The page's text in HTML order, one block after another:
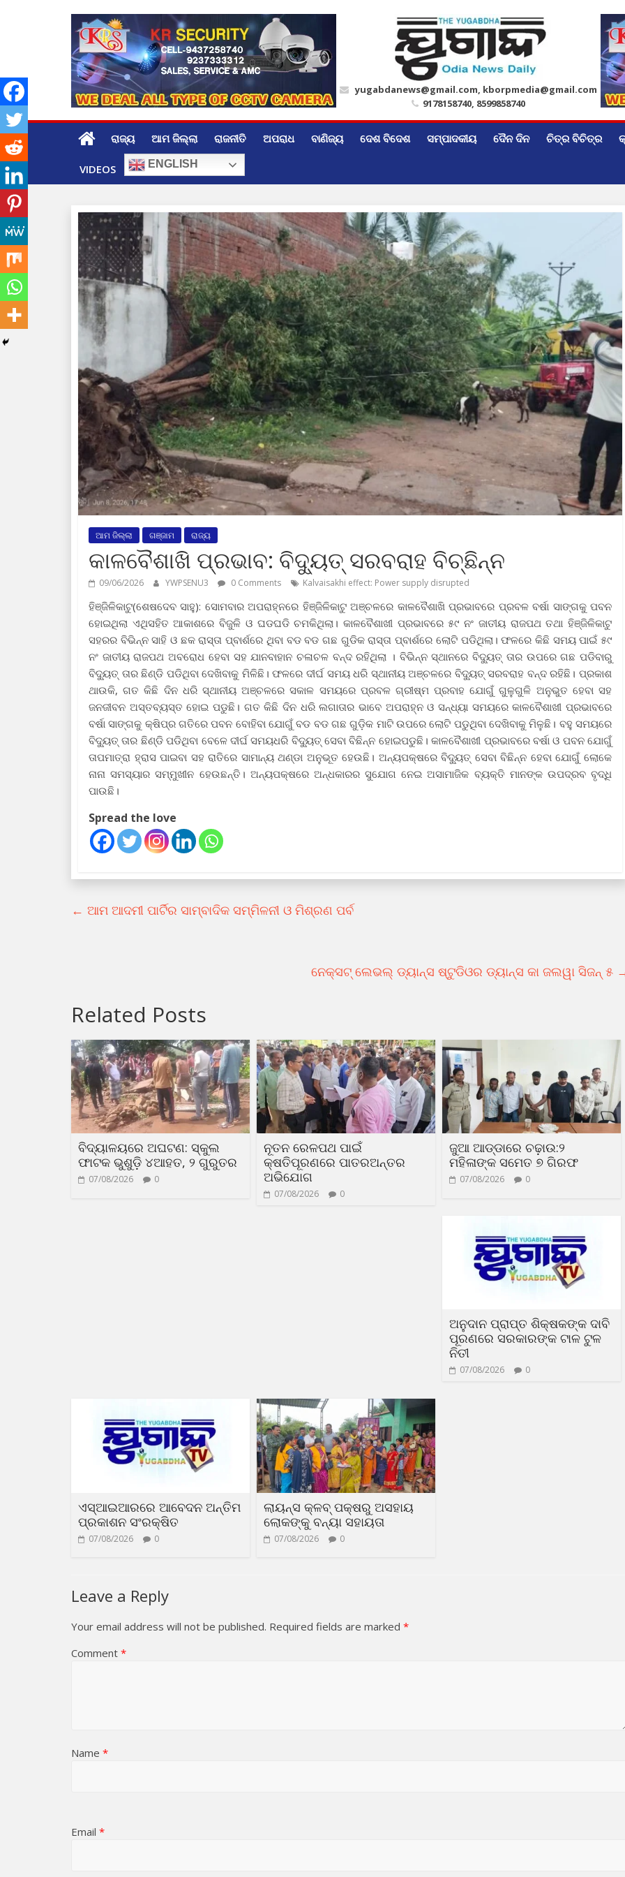
yugabdanews@gmail.com, kborpmedia@gmail.com
9178158740, 8599858740
ରାଜ୍ୟ ଆମ ଜିଲ୍ଲା ରାଜନୀତି ଅପରାଧ ବାଣିଜ୍ୟ ଦେଶ ବିଦେଶ ସମ୍ପାଦକୀୟ ଦୈନ ଦିନ ଚିତ୍ର ବିଚିତ୍ର
VIDEOS ENGLISH
ଆମ ଜିଲ୍ଲା ଗଞ୍ଜାମ ରାଜ୍ୟ
କାଳବୈଶାଖି ପ୍ରଭାବ: ବିଦ୍ୟୁତ୍ ସରବରାହ ବିଚ୍ଛିନ୍ନ
09/06/2026 YWPSENU3 0 Comments Kalvaisakhi effect: Power supply disrupted
ହିଞ୍ଜିଳିକାଟୁ(ଶେଷଦେବ ସାହୁ): ସୋମବାର ଅପରାହ୍ନରେ ହିଞ୍ଜିଳିକାଟୁ ଅଞ୍ଚଳରେ କାଳବୈଶାଖି ପ୍ରଭାବରେ ପ୍ରବଳ ବର୍ଷା ସାଙ୍ଗକୁ ପବନ
ହୋଇଥିଲା ଏଥିସହିତ ଆକାଶରେ ବିଜୁଳି ଓ ଘଡଘଡି ଚମକିଥିଲା। କାଳବୈଶାଖୀ ପ୍ରଭାବରେ ୫୯ ନଂ ଜାତୀୟ ରାଜପଥ ତଥା ହିଞ୍ଜିଳିକାଟୁ
ସହରର ବିଭିନ୍ନ ସାହି ଓ‌ ଛକ ରାସ୍ତା ପ୍ବାର୍ଶରେ ଥିବା ବଡ ବଡ ଗଛ ଗୁଡିକ ରାସ୍ତା ପ୍ବାର୍ଶରେ ଲୋଟି ପଡିଥିଲା। ଫଳରେ କିଛି ସମୟ ପାଇଁ ୫୯
ନଂ ଜାତୀୟ ରାଜପଥ ଅବରୋଧ ହେବା ସହ ଯାନବାହାନ ଚଳାଚଳ ବନ୍ଦ ରହିଥିଲା ।‌ ବିଭିନ୍ନ ସ୍ଥାନରେ ବିଦ୍ୟୁତ୍ ତାର ଉପରେ ଗଛ ପଡିବାରୁ
ବିଦ୍ୟୁତ୍ ତାର ଛିଣ୍ଡି ପଡିଥିବା ଦେଖିବାକୁ ମିଳିଛି। ଫଳରେ ଦୀର୍ଘ ସମୟ ଧରି ସ୍ଥାନୀୟ ଅଞ୍ଚଳରେ ବିଦ୍ୟୁତ୍ ସରବରାହ ବନ୍ଦ ରହିଛି। ପ୍ରକାଶ
ଥାଉକି, ଗତ କିଛି ଦିନ ଧରି ସ୍ଥାନୀୟ ଅଞ୍ଚଳରେ ସକାଳ ସମୟରେ ପ୍ରବଳ ଗ୍ରୀଷ୍ମ ପ୍ରବାହ ଯୋଗୁଁ ଗୁଳୁଗୁଳି ଅନୁଭୁତ ହେବା ସହ
ଜନଜୀବନ ଅସ୍ତବ୍ୟସ୍ତ ହୋଇ ପଡୁଛି। ଗତ କିଛି ଦିନ ଧରି ଲଗାତାର ଭାବେ ଅପରାହ୍ନ ଓ ସନ୍ଧ୍ୟା ସମୟରେ କାଳବୈଶାଖୀ ପ୍ରଭାବରେ
ବର୍ଷା ସାଙ୍ଗକୁ କ୍ଷିପ୍ର ଗତିରେ ପବନ ବୋହିବା ଯୋଗୁଁ ବଡ ବଡ ଗଛ ଗୁଡ଼ିକ ମାଟି ଉପରେ ଲୋଟି ପଡୁଥିବା ଦେଖିବାକୁ ମିଳୁଛି। ବହୁ ସମୟରେ
ବିଦ୍ୟୁତ୍ ତାର ଛିଣ୍ଡି ପଡିଥିବା ବେଳେ ଦୀର୍ଘ ସମୟଧରି ବିଦ୍ୟୁତ୍ ସେବା ବିଛିନ୍ନ ହୋଇପଡୁଛି। କାଳବୈଶାଖୀ ପ୍ରଭାବରେ ବର୍ଷା ଓ ପବନ ଯୋଗୁଁ
ତାପମାତ୍ରା ହ୍ରାସ ପାଇବା ସହ ରାତିରେ ସାମାନ୍ୟ ଥଣ୍ଡା ଅନୁଭୂତ ହେଉଛି। ଅନ୍ୟପକ୍ଷରେ ବିଦ୍ୟୁତ୍ ସେବା ବିଛିନ୍ନ ହେବା ଯୋଗୁଁ ଲୋକେ
ନାନା ସମସ୍ୟାର ସମ୍ମୁଖୀନ ହେଉଛନ୍ତି। ଅନ୍ୟପକ୍ଷରେ ଅନ୍ଧକାରର ସୁଯୋଗ ନେଇ ଅସାମାଜିକ ବ୍ୟକ୍ତି ମାନଙ୍କ ଉପଦ୍ରବ ବୃଦ୍ଧି
ପାଉଛି।
Spread the love
← ଆମ ଆଦମୀ ପାର୍ଟିର ସାମ୍ବାଦିକ ସମ୍ମିଳନୀ ଓ ମିଶ୍ରଣ ପର୍ବ
ନେକ୍ସଟ୍ ଲେଭଲ୍ ଡ୍ୟାନ୍ସ ଷ୍ଟୁଡିଓର ଡ୍ୟାନ୍ସ କା ଜଲୱା ସିଜନ୍ ୫
Related Posts
ବିଦ୍ୟାଳୟରେ ଅଘଟଣ: ସ୍କୁଲ
ଫାଟକ ଭୁଶୁଡ଼ି ୪ଆହତ, ୨ ଗୁରୁତର
07/08/2026 0
ନୂତନ ରେଳପଥ ପାଇଁ
କ୍ଷତିପୂରଣରେ ପାତରଅନ୍ତର
ଅଭିଯୋଗ
07/08/2026 0
ଜୁଆ ଆଡ୍ଡାରେ ଚଢ଼ାଉ:୨
ମହିଳାଙ୍କ ସମେତ ୭ ଗିରଫ
07/08/2026 0
ଅନୁଦାନ ପ୍ରାପ୍ତ ଶିକ୍ଷକଙ୍କ ଦାବି
ପୂରଣରେ ସରକାରଙ୍କ ଟାଳ ଟୁଳ
ନିତୀ
07/08/2026 0
ଏସ୍‌ଆଇଆରରେ ଆବେଦନ ଅନ୍ତିମ
ପ୍ରକାଶନ ସଂରକ୍ଷିତ
07/08/2026 0
ଲାୟନ୍ସ କ୍ଳବ୍ ପକ୍ଷରୁ ଅସହାୟ
ଲୋକଙ୍କୁ ବନ୍ୟା ସହାୟତା
07/08/2026 0
Leave a Reply
Your email address will not be published. Required fields are marked *
Comment *
Name *
Email *